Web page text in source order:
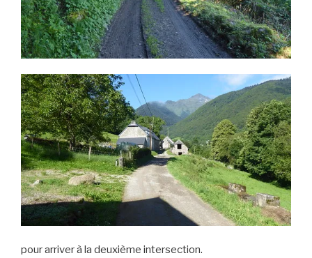
pour arriver à la deuxième intersection.